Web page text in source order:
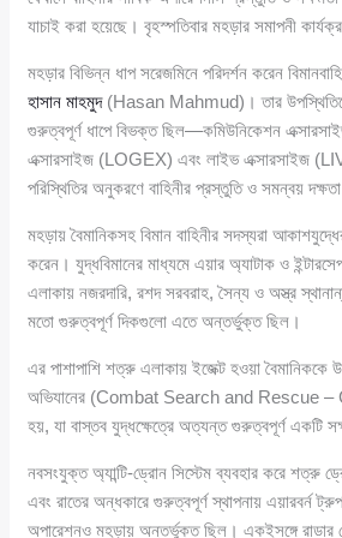
যাচাই করা হয়েছে। বৃহস্পতিবার মহড়ার সমাপনী
মহড়ার বিভিন্ন ধাপ সরেজমিনে পরিদর্শন করেন
হাসান মাহমুদ(Hasan Mahmud)। তার উপস্থিতিতে
গুরুত্বপূর্ণ ধাপে বিভক্ত ছিল—কমিউনিকেশন
এক্সারসাইজ (LOGEX) এবং লাইভ এক্সারসাইজ
পরিস্থিতির অনুকরণে বাহিনীর প্রস্তুতি ও সমন্বয়
মহড়ায় বৈমানিকসহ বিমান বাহিনীর সদস্যরা
করেন। যুদ্ধবিমানের মাধ্যমে এয়ার অ্যাটাক ও
এলাকায় নজরদারি, রশদ সরবরাহ, সৈন্য ও অস্ত্র
মতো গুরুত্বপূর্ণ দিকগুলো এতে অন্তর্ভুক্ত ছিল।
এর পাশাপাশি শত্রু এলাকায় ইজেক্ট হওয়া বৈমানিককে
অভিযানের (Combat Search and Rescue –
হয়, যা বাস্তব যুদ্ধক্ষেত্রে অত্যন্ত গুরুত্বপূর্ণ একটি
নবসংযুক্ত অ্যান্টি-ড্রোন সিস্টেম ব্যবহার করে শত্রু
এবং রাতের অন্ধকারে গুরুত্বপূর্ণ স্থাপনায় এয়ারবর্ন
অপারেশনও মহড়ায় অন্তর্ভুক্ত ছিল। একইসঙ্গে রাডার